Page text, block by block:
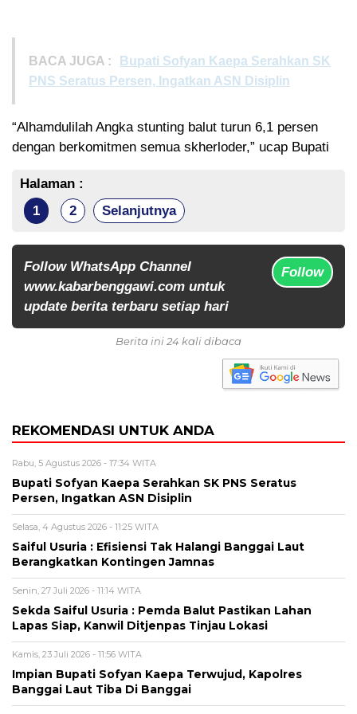
BACA JUGA :
Bupati Sofyan Kaepa Serahkan SK
PNS Seratus Persen, Ingatkan ASN Disiplin
“Alhamdulilah Angka stunting balut turun 6,1 persen
dengan berkomitmen semua skherloder,” ucap Bupati
Halaman :
1
2 Selanjutnya
Follow WhatsApp Channel
www.kabarbenggawi.com untuk
update berita terbaru setiap hari
Follow
Berita ini 24 kali dibaca
REKOMENDASI UNTUK ANDA
Rabu, 5 Agustus 2026 - 17:34 WITA
Bupati Sofyan Kaepa Serahkan SK PNS Seratus
Persen, Ingatkan ASN Disiplin
Selasa, 4 Agustus 2026 - 11:25 WITA
Saiful Usuria : Efisiensi Tak Halangi Banggai Laut
Berangkatkan Kontingen Jamnas
Senin, 27 Juli 2026 - 11:14 WITA
Sekda Saiful Usuria : Pemda Balut Pastikan Lahan
Lapas Siap, Kanwil Ditjenpas Tinjau Lokasi
Kamis, 23 Juli 2026 - 11:56 WITA
Impian Bupati Sofyan Kaepa Terwujud, Kapolres
Banggai Laut Tiba Di Banggai